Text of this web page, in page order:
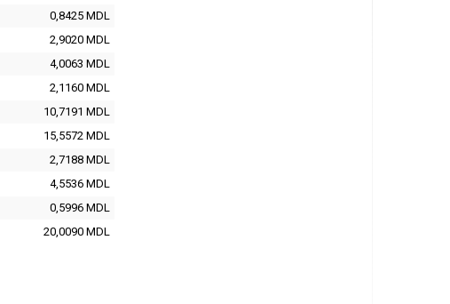
0,8425 MDL
2,9020 MDL
4,0063 MDL
2,1160 MDL
10,7191 MDL
15,5572 MDL
2,7188 MDL
4,5536 MDL
0,5996 MDL
20,0090 MDL